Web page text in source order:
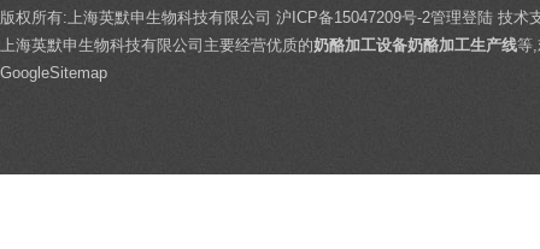
版权所有:上海英默申生物科技有限公司 沪ICP备15047209号-2管理登陆 技术
上海英默申生物科技有限公司主要经营优质的奶酪加工设备奶酪加工生产线等
GoogleSitemap